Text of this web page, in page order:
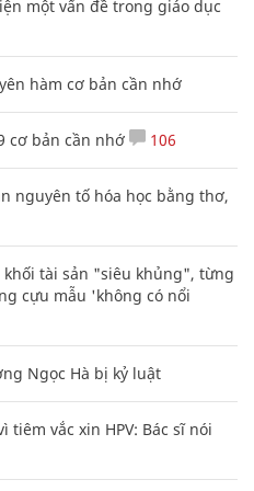
một vấn đề trong giáo dục
hàm cơ bản cần nhớ
cơ bản cần nhớ 106
nguyên tố hóa học bằng thơ,
tài sản "siêu khủng", từng
cựu mẫu 'không có nổi
Ngọc Hà bị kỷ luật
vắc xin HPV: Bác sĩ nói